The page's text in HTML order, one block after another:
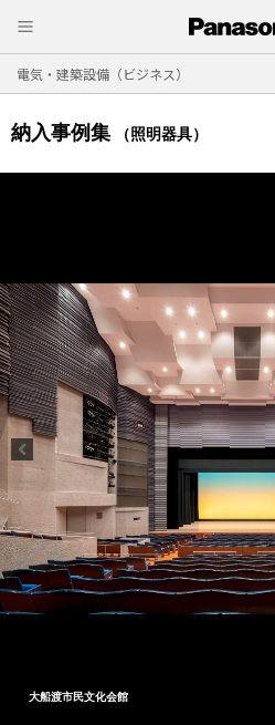
電気・建築設備（ビジネス）
納入事例集 （照明器具）
大船渡市民文化会館